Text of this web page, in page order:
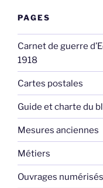
PAGES
Carnet de guerre
1918
Cartes postales
Guide et charte du
Mesures anciennes
Métiers
Ouvrages numérisés